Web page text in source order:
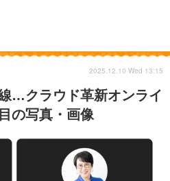
…クラウド革新オンライ
の写真・画像
2025.12.10 Wed 13:15